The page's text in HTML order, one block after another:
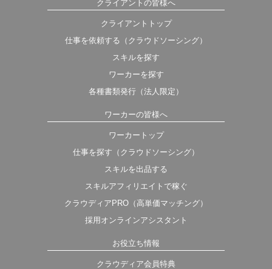
クライアントの皆様へ
クライアントトップ
仕事を依頼する（クラウドソーシング）
スキルを探す
ワーカーを探す
各種書類発行（法人限定）
ワーカーの皆様へ
ワーカートップ
仕事を探す（クラウドソーシング）
スキルを出品する
スキルアフィリエイトで稼ぐ
クラウディアPRO（高単価マッチング）
採用オンラインアシスタント
お役立ち情報
クラウディア会員特典